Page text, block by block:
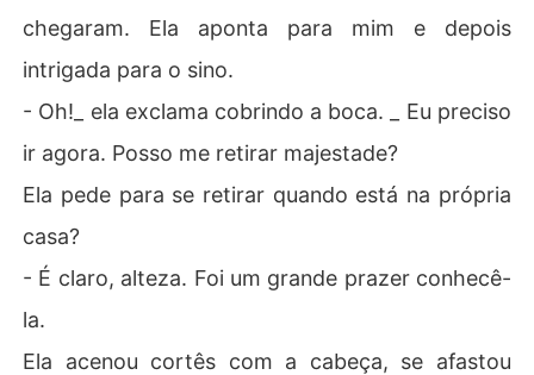
chegaram. Ela aponta para mim e depois
intrigada para o sino.
- Oh!_ ela exclama cobrindo a boca. _ Eu preciso
ir agora. Posso me retirar majestade?
Ela pede para se retirar quando está na própria
casa?
- É claro, alteza. Foi um grande prazer conhecê-
la.
Ela acenou cortês com a cabeça, se afastou